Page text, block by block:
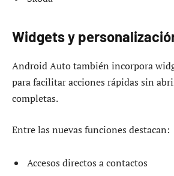
Widgets y
Android Auto también incorpora
para facilitar acciones rápidas sin
completas.
Entre las nuevas funciones destacan:
Accesos directos a contactos